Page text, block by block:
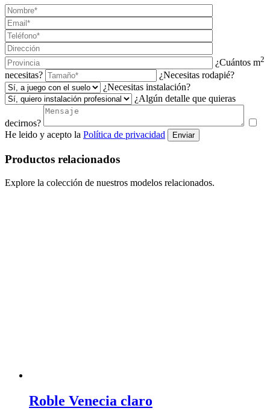
¿Cuántos m2
necesitas?
¿Necesitas rodapié?
¿Necesitas instalación?
¿Algún detalle que quieras
decirnos?
He leido y acepto la Política de privacidad Enviar
Productos relacionados
Explore la colección de nuestros modelos relacionados.
Roble Venecia claro